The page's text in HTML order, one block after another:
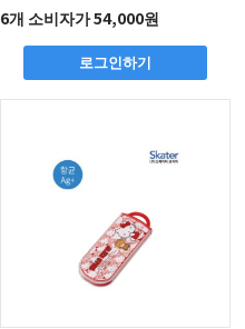
6개 소비자가 54,000원
로그인하기